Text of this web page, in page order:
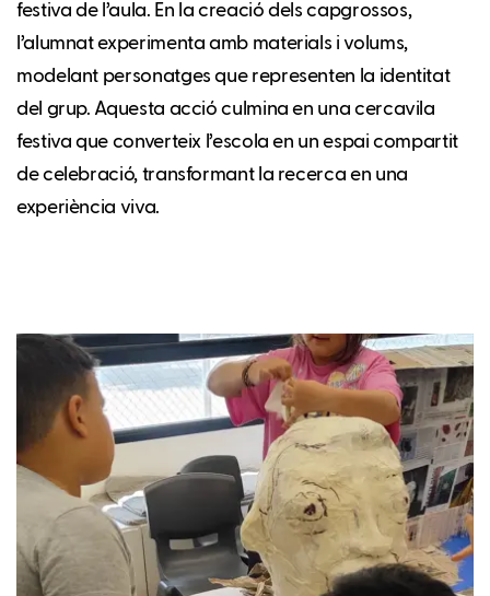
festiva de l’aula. En la creació dels capgrossos,
l’alumnat experimenta amb materials i volums,
modelant personatges que representen la identitat
del grup. Aquesta acció culmina en una cercavila
festiva que converteix l’escola en un espai compartit
de celebració, transformant la recerca en una
experiència viva.